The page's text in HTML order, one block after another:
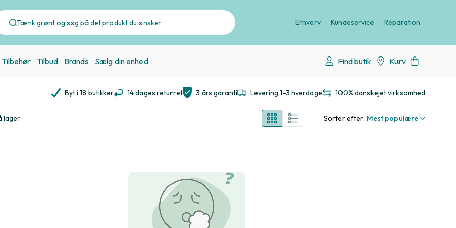
Erhverv Kundeservice Reparation
Tilbehør Tilbud Brands Sælg din enhed Find butik Kurv
Byt i 18 butikker 14 dages returret 3 års garanti Levering 1-3 hverdage 100% danskejet virksomhed
lager Sorter efter: Mest populære